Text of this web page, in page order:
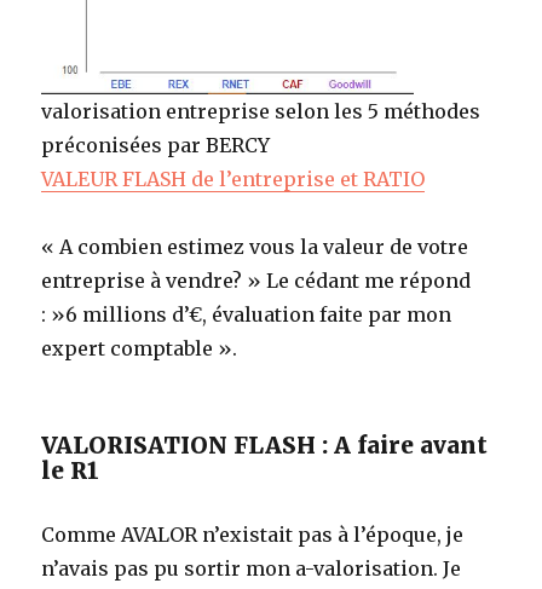
valorisation entreprise selon les 5 méthodes
préconisées par BERCY
VALEUR FLASH de l’entreprise et RATIO
« A combien estimez vous la valeur de votre
entreprise à vendre? » Le cédant me répond
: »6 millions d’€, évaluation faite par mon
expert comptable ».
VALORISATION FLASH : A faire avant
le R1
Comme AVALOR n’existait pas à l’époque, je
n’avais pas pu sortir mon a-valorisation. Je